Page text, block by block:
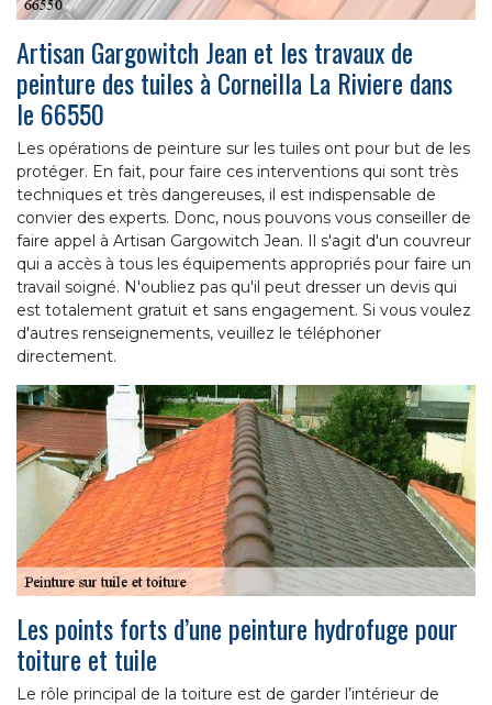
Artisan Gargowitch Jean et les travaux de
peinture des tuiles à Corneilla La Riviere dans
le 66550
Les opérations de peinture sur les tuiles ont pour but de les
protéger. En fait, pour faire ces interventions qui sont très
techniques et très dangereuses, il est indispensable de
convier des experts. Donc, nous pouvons vous conseiller de
faire appel à Artisan Gargowitch Jean. Il s'agit d'un couvreur
qui a accès à tous les équipements appropriés pour faire un
travail soigné. N'oubliez pas qu'il peut dresser un devis qui
est totalement gratuit et sans engagement. Si vous voulez
d'autres renseignements, veuillez le téléphoner
directement.
Les points forts d’une peinture hydrofuge pour
toiture et tuile
Le rôle principal de la toiture est de garder l’intérieur de